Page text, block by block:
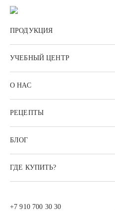
ПРОДУКЦИЯ
УЧЕБНЫЙ ЦЕНТР
О НАС
РЕЦЕПТЫ
БЛОГ
ГДЕ КУПИТЬ?
+7 910 700 30 30